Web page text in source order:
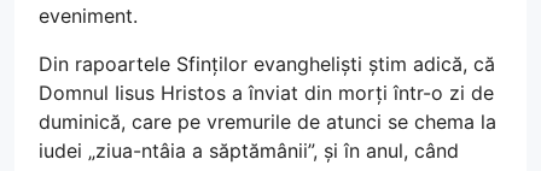
eveniment.
Din rapoartele Sfinților evangheliști știm adică, că
Domnul Iisus Hristos a înviat din morți într-o zi de
duminică, care pe vremurile de atunci se chema la
iudei „ziua-ntâia a săptămânii”, și în anul, când